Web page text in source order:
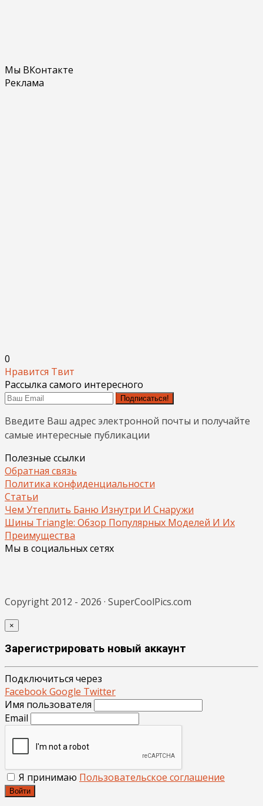
Мы ВКонтакте
Реклама
0
Нравится Твит
Рассылка самого интересного
Подписаться!
Введите Ваш адрес электронной почты и получайте
самые интересные публикации
Полезные ссылки
Обратная связь
Политика конфиденциальности
Статьи
Чем Утеплить Баню Изнутри И Снаружи
Шины Triangle: Обзор Популярных Моделей И Их
Преимущества
Мы в социальных сетях
Copyright 2012 - 2026 · SuperCoolPics.com
×
Зарегистрировать новый аккаунт
Подключиться через
FacebookGoogle Twitter
Имя пользователя
Email
Я принимаю Пользовательское соглашение
Войти